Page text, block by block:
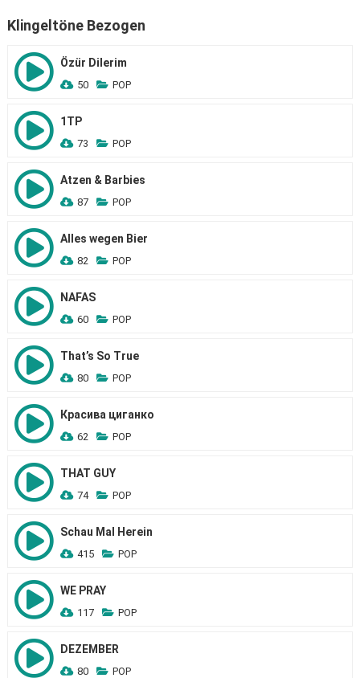
Klingeltöne Bezogen
Özür Dilerim
50 POP
1TP
73 POP
Atzen & Barbies
87 POP
Alles wegen Bier
82 POP
NAFAS
60 POP
That’s So True
80 POP
Красива циганко
62 POP
THAT GUY
74 POP
Schau Mal Herein
415 POP
WE PRAY
117 POP
DEZEMBER
80 POP